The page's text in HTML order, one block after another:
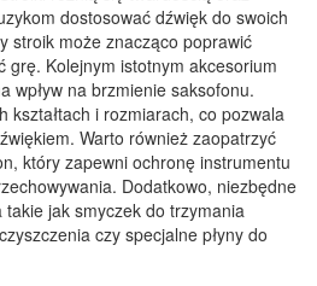
dostosować dźwięk do swoich
stroik może znacząco poprawić
grę. Kolejnym istotnym akcesorium
wpływ na brzmienie saksofonu.
kształtach i rozmiarach, co pozwala
Warto również zaopatrzyć
który zapewni ochronę instrumentu
Dodatkowo, niezbędne
jak smyczek do trzymania
czy specjalne płyny do